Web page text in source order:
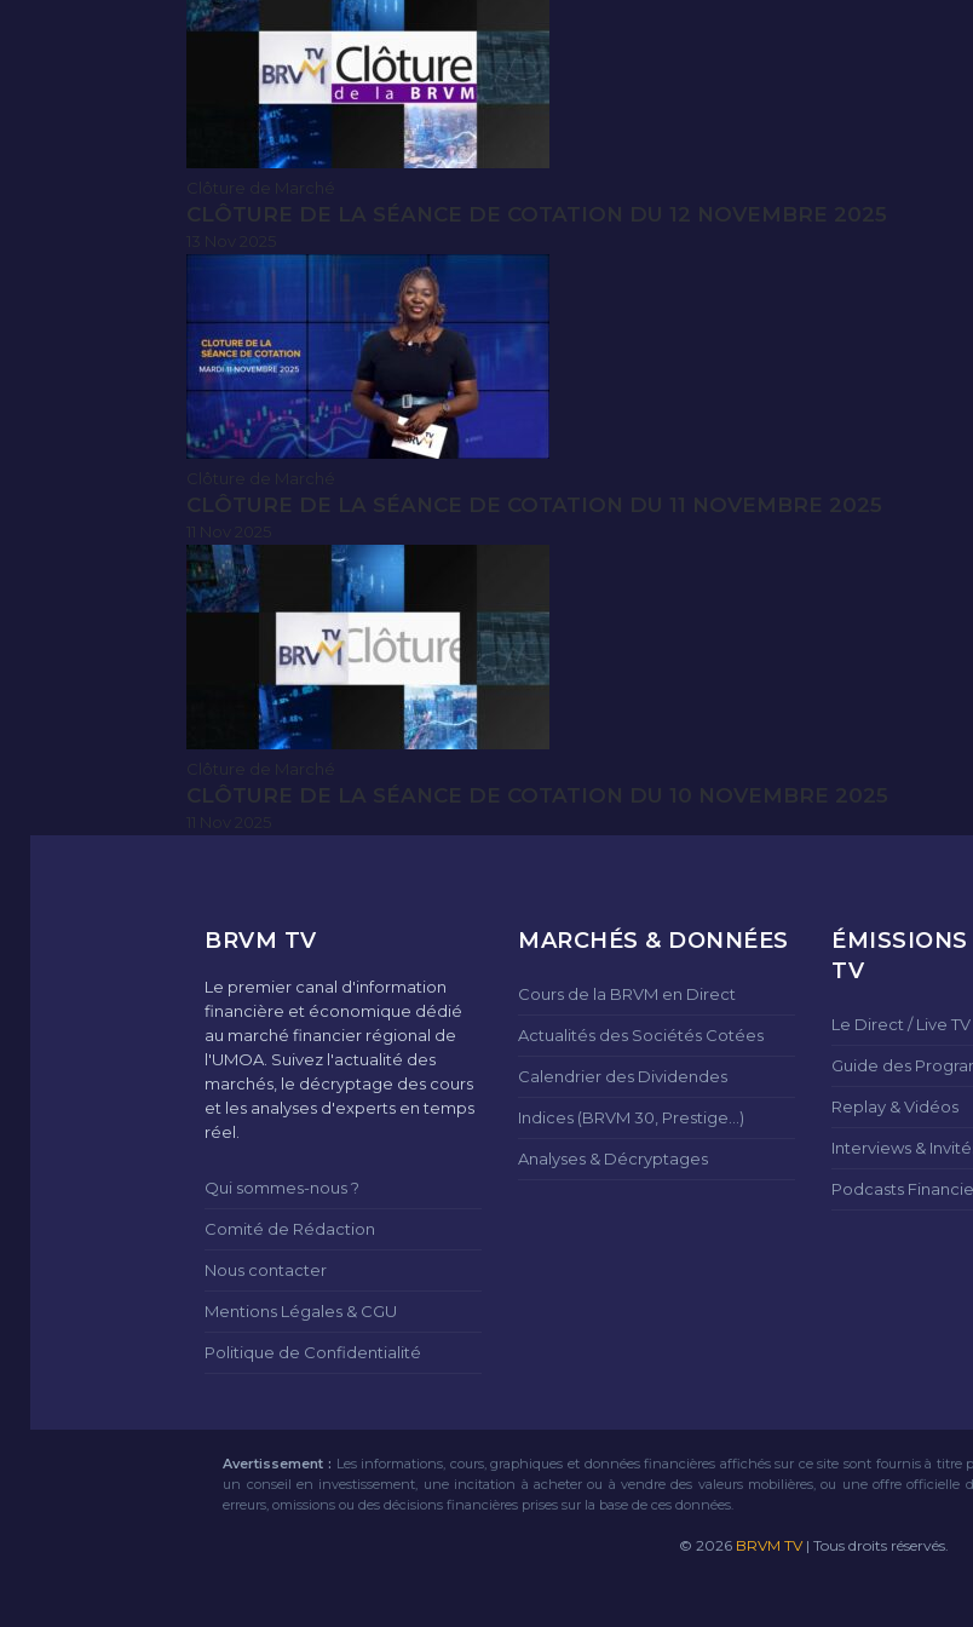
CLÔTURE DE LA SÉANCE DE COTATION DU 12 NOVEMBRE 2025
CLÔTURE DE LA SÉANCE DE COTATION DU 11 NOVEMBRE 2025
CLÔTURE DE LA SÉANCE DE COTATION DU 10 NOVEMBRE 2025
BRVM TV
Le premier canal d'information
financière et économique dédié
au marché financier régional de
l'UMOA. Suivez l'actualité des
marchés, le décryptage des cours
et les analyses d'experts en temps
réel.
Qui sommes-nous ?
Comité de Rédaction
Nous contacter
Mentions Légales & CGU
Politique de Confidentialité
MARCHÉS & DONNÉES
Cours de la BRVM en Direct
Actualités des Sociétés Cotées
Calendrier des Dividendes
Indices (BRVM 30, Prestige...)
Analyses & Décryptages
TV
Le Direct / Live TV
Guide des
Replay & Vidéos
Interviews &
Podcasts
Avertissement : Les informations, cours, graphiques et données financières affichés sur ce site sont fournis à
un conseil en investissement, une incitation à acheter ou à vendre des valeurs mobilières, ou une offre officielle
erreurs, omissions ou des décisions financières prises sur la base de ces données.
© 2026 BRVM TV| Tous droits réservés.